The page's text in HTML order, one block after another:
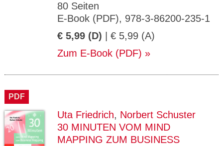
80 Seiten
E-Book (PDF), 978-3-86200-235-1
€ 5,99 (D) | € 5,99 (A)
Zum E-Book (PDF)
PDF
Uta Friedrich, Norbert Schuster
30 MINUTEN VOM MIND
MAPPING ZUM BUSINESS